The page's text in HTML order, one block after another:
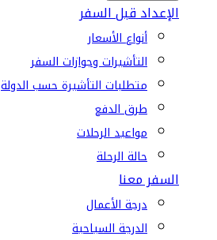
الإعداد قبل السفر
أنواع الأسعار
التأشيرات وجوازات السفر
متطلبات التأشيرة حسب الدولة
طرق الدفع
مواعيد الرحلات
حالة الرحلة
السفر معنا
درجة الأعمال
الدرجة السياحية